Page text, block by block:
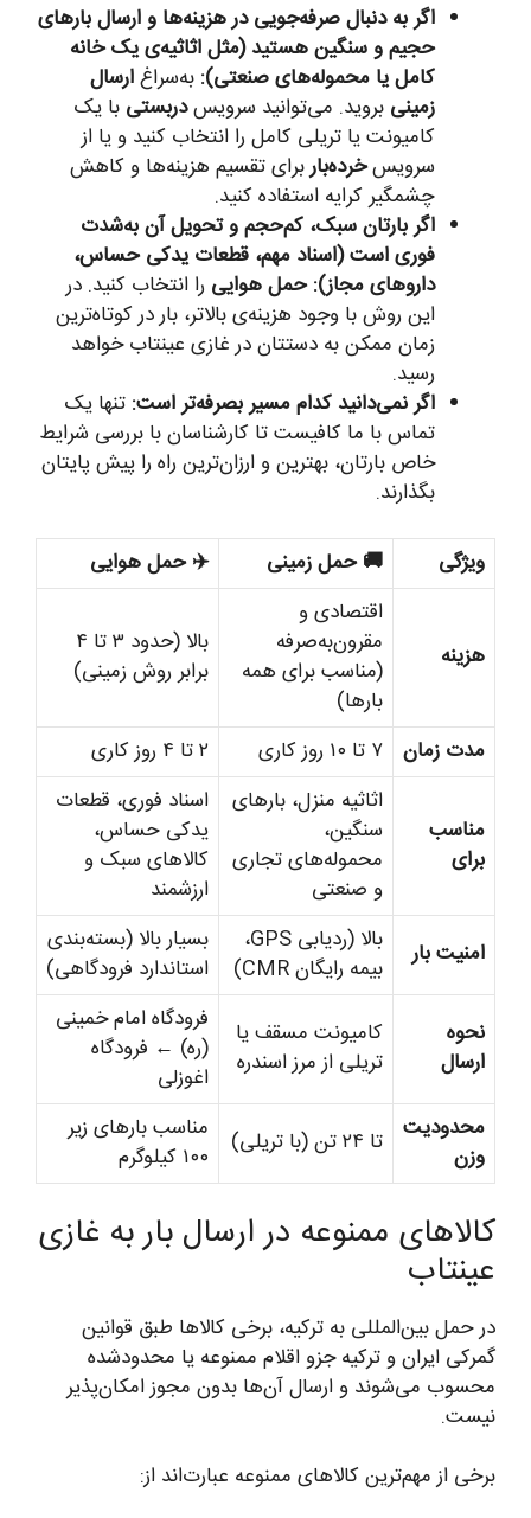
اگر به دنبال صرفه‌جویی در هزینه‌ها و ارسال بارهای
حجیم و سنگین هستید (مثل اثاثیه‌ی یک خانه
کامل یا محموله‌های صنعتی): به‌سراغارسال
زمینی بروید. می‌توانید سرویسدربستی با یک
کامیونت یا تریلی کامل را انتخاب کنید و یا از
سرویسخرده‌باربرای تقسیم هزینه‌ها و کاهش
چشمگیر کرایه استفاده کنید.
اگر بارتان سبک، کم‌حجم و تحویل آن به‌شدت
فوری است (اسناد مهم، قطعات یدکی حساس،
داروهای مجاز): حمل هوایی را انتخاب کنید. در
این روش با وجود هزینه‌ی بالاتر، بار در کوتاه‌ترین
زمان ممکن به دستتان در غازی عینتاب خواهد
رسید.
اگر نمی‌دانید کدام مسیر بصرفه‌تر است: تنها یک
تماس با ما کافیست تا کارشناسان با بررسی شرایط
خاص بارتان، بهترین و ارزان‌ترین راه را پیش پایتان
بگذارند.
ویژگی 🚚 حمل زمینی ✈️ حمل هوایی
هزینه
اقتصادی و
مقرون‌به‌صرفه
(مناسب برای همه
بارها)
بالا (حدود ۳ تا ۴
برابر روش زمینی)
مدت زمان ۷ تا ۱۰ روز کاری ۲ تا ۴ روز کاری
مناسب
برای
اثاثیه منزل، بارهای
سنگین،
محموله‌های تجاری
و صنعتی
اسناد فوری، قطعات
یدکی حساس،
کالاهای سبک و
ارزشمند
امنیت بار
بالا (ردیابی GPS،
بیمه رایگان CMR)
بسیار بالا (بسته‌بندی
استاندارد فرودگاهی)
نحوه
ارسال
کامیونت مسقف یا
تریلی از مرز اسندره
فرودگاه امام خمینی
(ره) ← فرودگاه
اغوزلی
محدودیت
وزن
تا ۲۴ تن (با تریلی)
مناسب بارهای زیر
۱۰۰ کیلوگرم
کالاهای ممنوعه در ارسال بار به غازی
عینتاب
در حمل بین‌المللی به ترکیه، برخی کالاها طبق قوانین
گمرکی ایران و ترکیه جزو اقلام ممنوعه یا محدودشده
محسوب می‌شوند و ارسال آن‌ها بدون مجوز امکان‌پذیر
نیست.
برخی از مهم‌ترین کالاهای ممنوعه عبارت‌اند از: